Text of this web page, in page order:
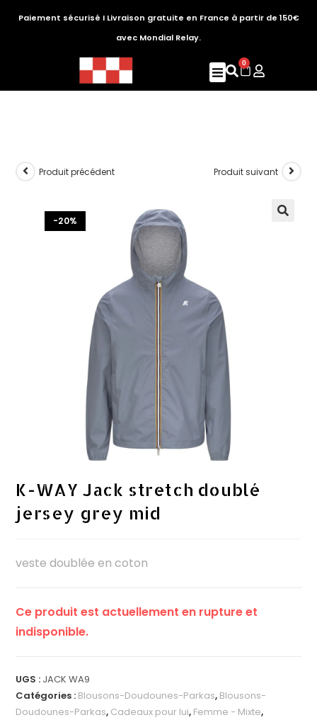
Paiement sécurisé I Livraison gratuite en France à partir de 150€
avec Mondial Relay.
0
-20%
Produit précédent Produit suivant
K-WAY Jack stretch doublé
jersey grey mid
veste doublée en coton
Ce produit est actuellement en rupture et
indisponible.
UGS : JACK WA9
Catégories : Blousons-Doudounes-Parkas, Blousons-
Doudounes-Parkas, Cadeaux pour lui, Femme - Mixte,